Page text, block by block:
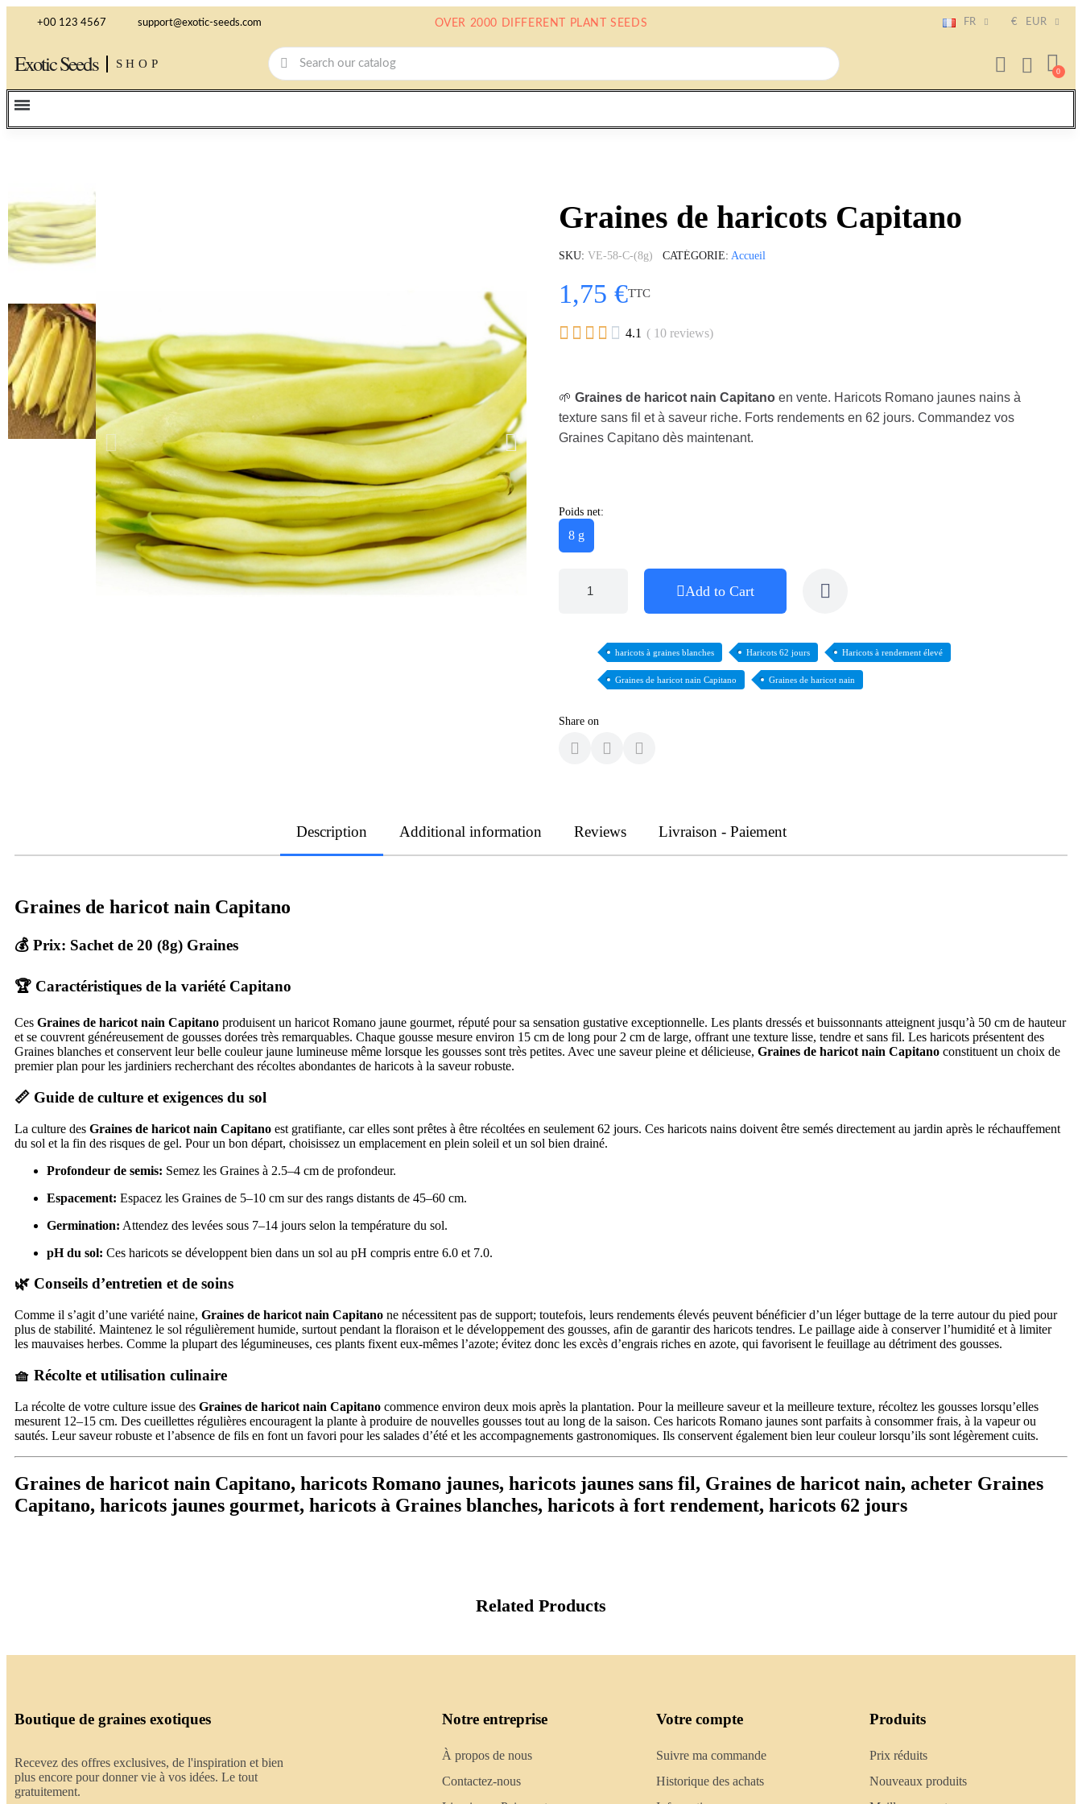
+00 123 4567 support@exotic-seeds.com OVER 2000 DIFFERENT PLANT SEEDS FR € EUR
Exotic Seeds SHOP
Graines de haricots Capitano
SKU VE-58-C-(8g) CATÉGORIE Accueil
1,75 €TTC
     4.1 ( 10 reviews)
🌱 Graines de haricot nain Capitano en vente. Haricots Romano jaunes nains à
texture sans fil et à saveur riche. Forts rendements en 62 jours. Commandez vos
Graines Capitano dès maintenant.
Poids net:
8 g
Add to Cart
haricots à graines blanches Haricots 62 jours Haricots à rendement élevé
Graines de haricot nain Capitano Graines de haricot nain
Share on
Description Additional information Reviews Livraison - Paiement
Graines de haricot nain Capitano
💰 Prix: Sachet de 20 (8g) Graines
🏆 Caractéristiques de la variété Capitano
Ces Graines de haricot nain Capitano produisent un haricot Romano jaune gourmet, réputé pour sa sensation gustative exceptionnelle. Les plants dressés et buissonnants atteignent jusqu’à 50 cm de hauteur
et se couvrent généreusement de gousses dorées très remarquables. Chaque gousse mesure environ 15 cm de long pour 2 cm de large, offrant une texture lisse, tendre et sans fil. Les haricots présentent des
Graines blanches et conservent leur belle couleur jaune lumineuse même lorsque les gousses sont très petites. Avec une saveur pleine et délicieuse, Graines de haricot nain Capitano constituent un choix de
premier plan pour les jardiniers recherchant des récoltes abondantes de haricots à la saveur robuste.
📏 Guide de culture et exigences du sol
La culture des Graines de haricot nain Capitano est gratifiante, car elles sont prêtes à être récoltées en seulement 62 jours. Ces haricots nains doivent être semés directement au jardin après le réchauffement
du sol et la fin des risques de gel. Pour un bon départ, choisissez un emplacement en plein soleil et un sol bien drainé.
Profondeur de semis: Semez les Graines à 2.5–4 cm de profondeur.
Espacement: Espacez les Graines de 5–10 cm sur des rangs distants de 45–60 cm.
Germination: Attendez des levées sous 7–14 jours selon la température du sol.
pH du sol: Ces haricots se développent bien dans un sol au pH compris entre 6.0 et 7.0.
🌿 Conseils d’entretien et de soins
Comme il s’agit d’une variété naine, Graines de haricot nain Capitano ne nécessitent pas de support; toutefois, leurs rendements élevés peuvent bénéficier d’un léger buttage de la terre autour du pied pour
plus de stabilité. Maintenez le sol régulièrement humide, surtout pendant la floraison et le développement des gousses, afin de garantir des haricots tendres. Le paillage aide à conserver l’humidité et à limiter
les mauvaises herbes. Comme la plupart des légumineuses, ces plants fixent eux-mêmes l’azote; évitez donc les excès d’engrais riches en azote, qui favorisent le feuillage au détriment des gousses.
🧺 Récolte et utilisation culinaire
La récolte de votre culture issue des Graines de haricot nain Capitano commence environ deux mois après la plantation. Pour la meilleure saveur et la meilleure texture, récoltez les gousses lorsqu’elles
mesurent 12–15 cm. Des cueillettes régulières encouragent la plante à produire de nouvelles gousses tout au long de la saison. Ces haricots Romano jaunes sont parfaits à consommer frais, à la vapeur ou
sautés. Leur saveur robuste et l’absence de fils en font un favori pour les salades d’été et les accompagnements gastronomiques. Ils conservent également bien leur couleur lorsqu’ils sont légèrement cuits.
Graines de haricot nain Capitano, haricots Romano jaunes, haricots jaunes sans fil, Graines de haricot nain, acheter Graines
Capitano, haricots jaunes gourmet, haricots à Graines blanches, haricots à fort rendement, haricots 62 jours
Related Products
Boutique de graines exotiques
Recevez des offres exclusives, de l'inspiration et bien
plus encore pour donner vie à vos idées. Le tout
gratuitement.
Notre entreprise
À propos de nous
Contactez-nous
Votre compte
Suivre ma commande
Historique des achats
Produits
Prix réduits
Nouveaux produits